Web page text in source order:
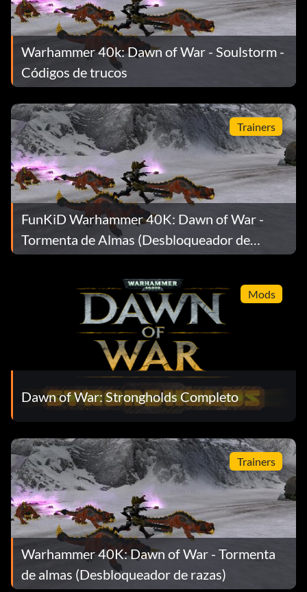
Warhammer 40k: Dawn of War - Soulstorm -
Códigos de trucos
Trainers
FunKiD Warhammer 40K: Dawn of War -
Tormenta de Almas (Desbloqueador de
Razas)
Mods
Dawn of War: Strongholds Completo
Trainers
Warhammer 40K: Dawn of War - Tormenta
de almas (Desbloqueador de razas)